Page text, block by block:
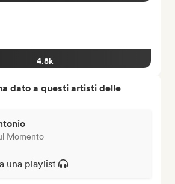
4.8k
dato a questi artisti delle
Momento
una playlist